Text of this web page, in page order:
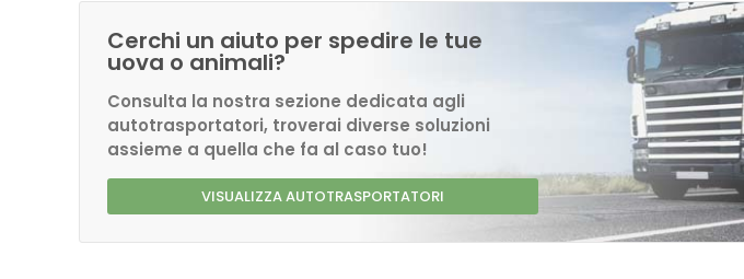
Cerchi un aiuto per spedire le tue
uova o animali?
Consulta la nostra sezione dedicata agli
autotrasportatori, troverai diverse soluzioni
assieme a quella che fa al caso tuo!
VISUALIZZA AUTOTRASPORTATORI